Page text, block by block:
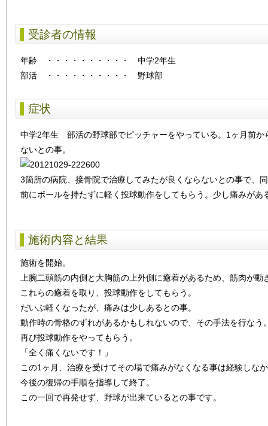
受診者の情報
年齢 ・・・・・・・・・・
中学2年生
部活 ・・・・・・・・・・ 野球部
症状
中学2年生 部活の野球部でピッチャーをやっている。1ヶ月前か
ないとの事。
3箇所の病院、接骨院で治療してみたが良くならないとの事で、
前にボールを持たずに軽く投球動作をしてもらう。少し痛みがあ
施術内容と結果
施術を開始。
上腕二頭筋の内側と大胸筋の上外側に癒着があるため、筋肉が
これらの癒着を取り、投球動作をしてもらう。
だいぶ軽くなったが、痛みは少しあるとの事。
動作時の骨格のずれがあるかもしれないので、その手法を行なう
再び投球動作をやってもらう。
「全く痛くないです！」
この1ヶ月、治療を受けてその場で痛みがなくなる事は経験しな
今後の復帰の手順を指導して終了。
この一回で再発せず、野球が出来ているとの事です。